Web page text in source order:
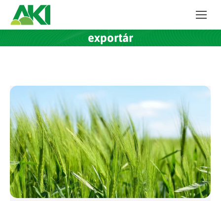
exportár